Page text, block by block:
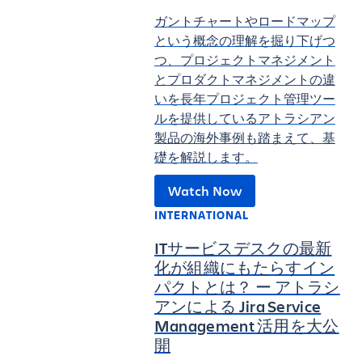
ガントチャートやロードマップ
という概念の理解を掘り下げつ
つ、プロジェクトマネジメント
とプロダクトマネジメントの違
いを長年プロジェクト管理ツー
ルを提供しているアトラシアン
製品の海外事例も踏まえて、基
礎を解説します。
Watch Now
INTERNATIONAL
ITサービスデスクの最新
化が組織にもたらすイン
パクトとは？ ー アトラシ
アンによる Jira Service
Management 活用を大公
開